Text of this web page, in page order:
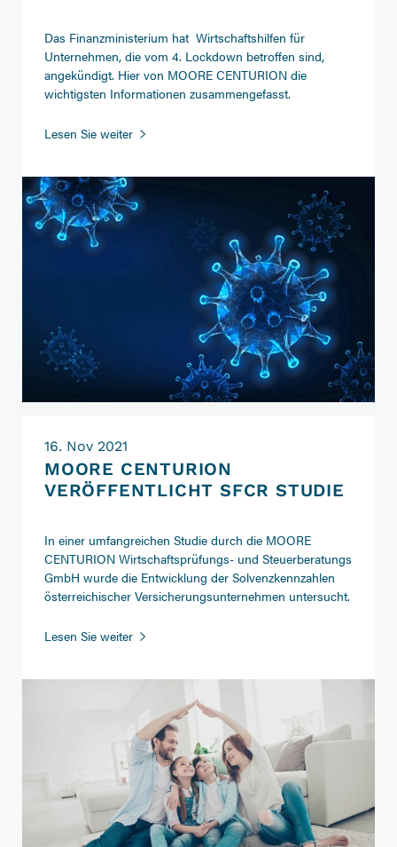
Das Finanzministerium hat Wirtschaftshilfen für
Unternehmen, die vom 4. Lockdown betroffen sind,
angekündigt. Hier von MOORE CENTURION die
wichtigsten Informationen zusammengefasst.
Lesen Sie weiterWirtschaftshilfen
Lockdown
16. Nov 2021
MOORE CENTURION
VERÖFFENTLICHT SFCR STUDIE
In einer umfangreichen Studie durch die MOORE
CENTURION Wirtschaftsprüfungs- und Steuerberatungs
GmbH wurde die Entwicklung der Solvenzkennzahlen
österreichischer Versicherungsunternehmen untersucht.
Lesen Sie weiter